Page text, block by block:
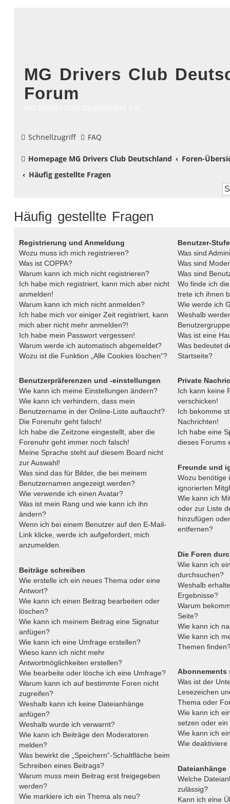
MG Drivers Club
Forum
Schnellzugriff FAQ
Homepage MG Drivers Club Deutschland
Foren-
Häufig gestellte Fragen
Häufig gestellte Fragen
Registrierung und Anmeldung
Wozu muss ich mich registrieren?
Was ist COPPA?
Warum kann ich mich nicht registrieren?
Ich habe mich registriert, kann mich aber nicht
anmelden!
Warum kann ich mich nicht anmelden?
Ich habe mich vor einiger Zeit registriert, kann
mich aber nicht mehr anmelden?!
Ich habe mein Passwort vergessen!
Warum werde ich automatisch abgemeldet?
Wozu ist die Funktion „Alle Cookies löschen“?
Benutzerpräferenzen und -einstellungen
Wie kann ich meine Einstellungen ändern?
Wie kann ich verhindern, dass mein
Benutzername in der Online-Liste auftaucht?
Die Forenuhr geht falsch!
Ich habe die Zeitzone eingestellt, aber die
Forenuhr geht immer noch falsch!
Meine Sprache steht auf diesem Board nicht
zur Auswahl!
Was sind das für Bilder, die bei meinem
Benutzernamen angezeigt werden?
Wie verwende ich einen Avatar?
Was ist mein Rang und wie kann ich ihn
ändern?
Wenn ich bei einem Benutzer auf den E-Mail-
Link klicke, werde ich aufgefordert, mich
anzumelden.
Beiträge schreiben
Wie erstelle ich ein neues Thema oder eine
Antwort?
Wie kann ich einen Beitrag bearbeiten oder
löschen?
Wie kann ich meinem Beitrag eine Signatur
anfügen?
Wie kann ich eine Umfrage erstellen?
Wieso kann ich nicht mehr
Antwortmöglichkeiten erstellen?
Wie bearbeite oder lösche ich eine Umfrage?
Warum kann ich auf bestimmte Foren nicht
zugreifen?
Weshalb kann ich keine Dateianhänge
anfügen?
Weshalb wurde ich verwarnt?
Wie kann ich Beiträge den Moderatoren
melden?
Was bewirkt die „Speichern“-Schaltfläche beim
Schreiben eines Beitrags?
Warum muss mein Beitrag erst freigegeben
werden?
Wie markiere ich ein Thema als neu?
Benutzer-
Was sind
Was sind
Was sind
Wo finde ich
trete ich ihnen
Wie werde ich
Weshalb
Was ist eine
Was bedeutet
Startseite?
Private
Ich kann keine
verschicken!
Ich bekomme
Nachrichten!
Ich habe eine
dieses Forums
Freunde und
Wozu benötige
ignorierten
Wie kann ich
oder zur Liste
hinzufügen
entfernen?
Die Foren
Wie kann ich
durchsuchen?
Weshalb
Ergebnisse?
Warum
Seite?
Wie kann ich
Wie kann ich
Themen
Abonnements
Was ist der
Lesezeichen
Thema oder
Wie kann ich
setzen oder
Wie kann ich
Wie deaktiviere
Dateianhänge
Welche
zulässig?
Kann ich eine